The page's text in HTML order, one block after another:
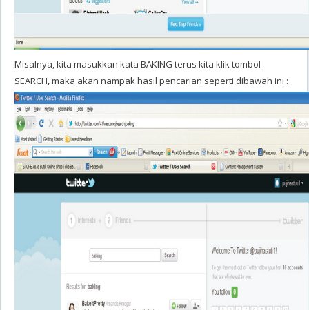
Misalnya, kita masukkan kata BAKING terus kita klik tombol
SEARCH, maka akan nampak hasil pencarian seperti dibawah ini :